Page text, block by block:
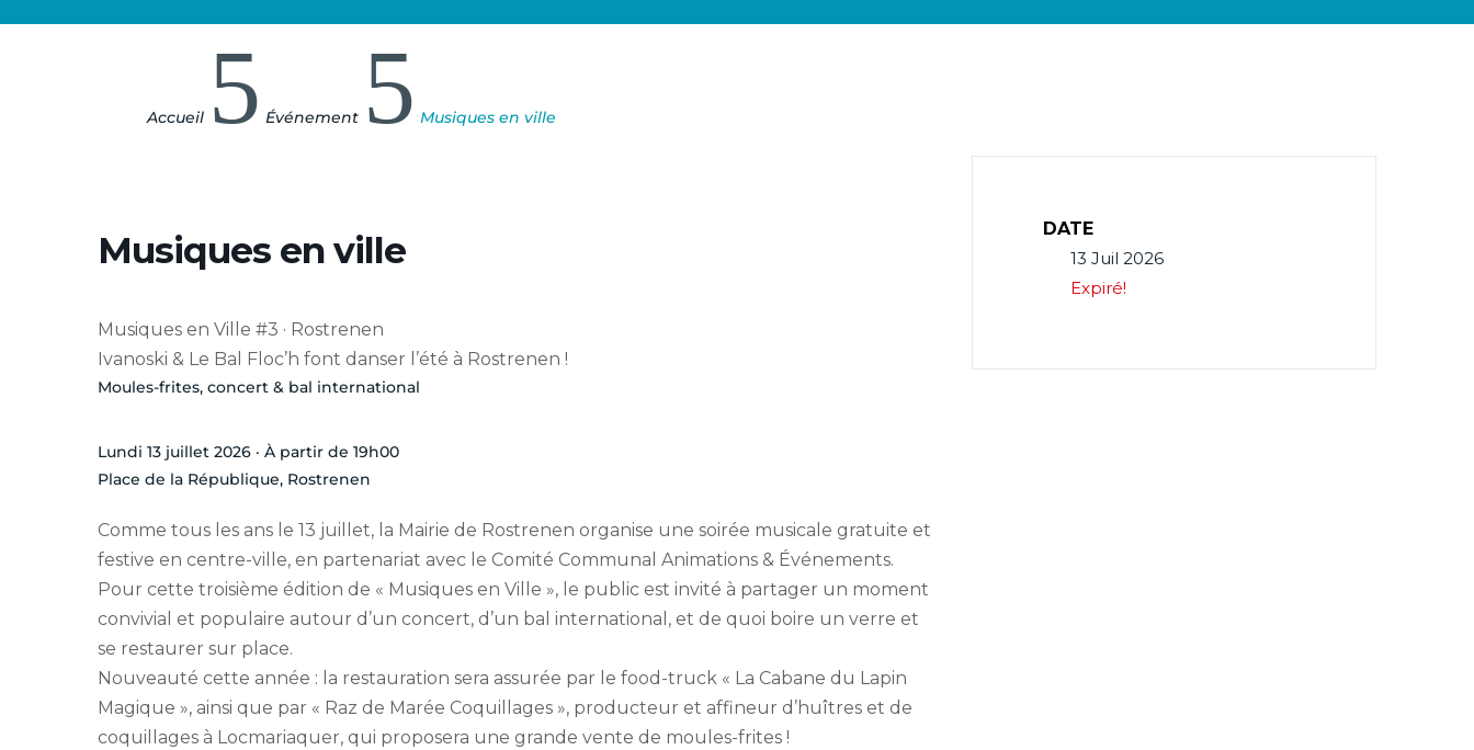
Accueil 5 Événement 5 Musiques en ville
Musiques en ville
Musiques en Ville #3 · Rostrenen
Ivanoski & Le Bal Floc’h font danser l’été à Rostrenen !
Moules-frites, concert & bal international
Lundi 13 juillet 2026 · À partir de 19h00
Place de la République, Rostrenen
Comme tous les ans le 13 juillet, la Mairie de Rostrenen organise une soirée musicale gratuite et
festive en centre-ville, en partenariat avec le Comité Communal Animations & Événements.
Pour cette troisième édition de « Musiques en Ville », le public est invité à partager un moment
convivial et populaire autour d’un concert, d’un bal international, et de quoi boire un verre et
se restaurer sur place.
Nouveauté cette année : la restauration sera assurée par le food-truck « La Cabane du Lapin
Magique », ainsi que par « Raz de Marée Coquillages », producteur et affineur d’huîtres et de
coquillages à Locmariaquer, qui proposera une grande vente de moules-frites !
DATE
13 Juil 2026
Expiré!